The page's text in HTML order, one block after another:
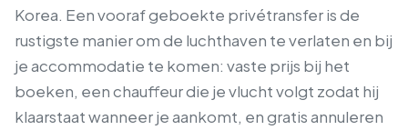
Korea. Een vooraf geboekte privétransfer is de
rustigste manier om de luchthaven te verlaten en bij
je accommodatie te komen: vaste prijs bij het
boeken, een chauffeur die je vlucht volgt zodat hij
klaarstaat wanneer je aankomt, en gratis annuleren